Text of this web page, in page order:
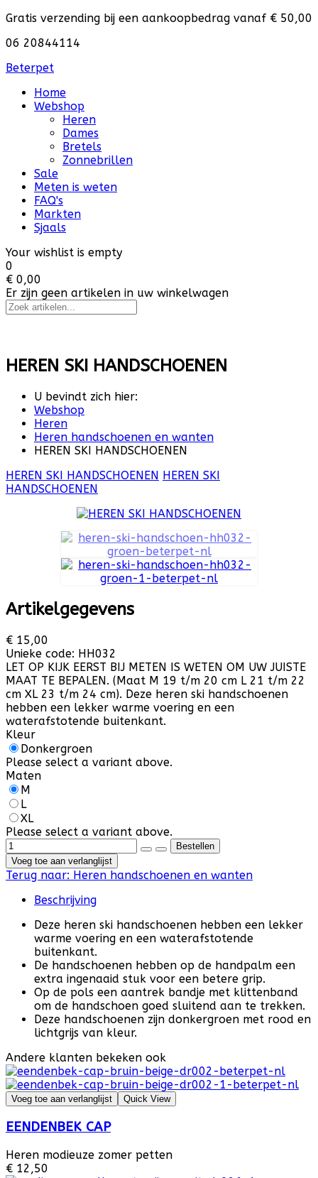
Gratis verzending bij een aankoopbedrag vanaf € 50,00
06 20844114
Beterpet
Home
Webshop
Heren
Dames
Bretels
Zonnebrillen
Sale
Meten is weten
FAQ's
Markten
Sjaals
Your wishlist is empty
0
€ 0,00
Er zijn geen artikelen in uw winkelwagen
HEREN SKI HANDSCHOENEN
U bevindt zich hier:
Webshop
Heren
Heren handschoenen en wanten
HEREN SKI HANDSCHOENEN
HEREN SKI HANDSCHOENEN HEREN SKI
HANDSCHOENEN
Artikelgegevens
€ 15,00
Unieke code: HH032
LET OP KIJK EERST BIJ METEN IS WETEN OM UW JUISTE
MAAT TE BEPALEN. (Maat M 19 t/m 20 cm L 21 t/m 22
cm XL 23 t/m 24 cm). Deze heren ski handschoenen
hebben een lekker warme voering en een
waterafstotende buitenkant.
Kleur
Donkergroen
Please select a variant above.
Maten
M
L
XL
Please select a variant above.
Voeg toe aan verlanglijst
Terug naar: Heren handschoenen en wanten
Beschrijving
Deze heren ski handschoenen hebben een lekker
warme voering en een waterafstotende
buitenkant.
De handschoenen hebben op de handpalm een
extra ingenaaid stuk voor een betere grip.
Op de pols een aantrek bandje met klittenband
om de handschoen goed sluitend aan te trekken.
Deze handschoenen zijn donkergroen met rood en
lichtgrijs van kleur.
Andere klanten bekeken ook
Voeg toe aan verlanglijst Quick View
EENDENBEK CAP
Heren modieuze zomer petten
€ 12,50